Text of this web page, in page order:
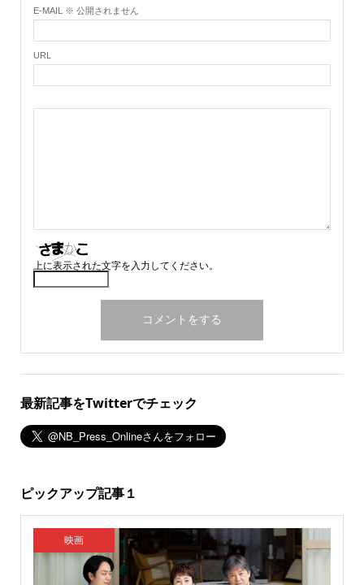
E-MAIL ※ 公開されません
URL
上に表示された文字を入力してください。
最新記事をTwitterでチェック
ピックアップ記事１
映画